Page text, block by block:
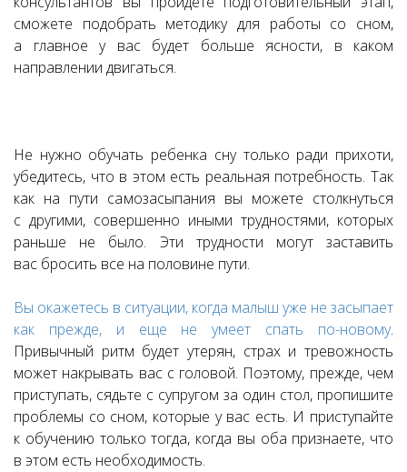
сможете подобрать методику для работы со сном,
а главное у вас будет больше ясности, в каком
направлении двигаться.
Не нужно обучать ребенка сну только ради прихоти,
убедитесь, что в этом есть реальная потребность. Так
как на пути самозасыпания вы можете столкнуться
с другими, совершенно иными трудностями, которых
раньше не было. Эти трудности могут заставить
вас бросить все на половине пути.
Вы окажетесь в ситуации, когда малыш уже не засыпает
как прежде, и еще не умеет спать по-новому.
Привычный ритм будет утерян, страх и тревожность
может накрывать вас с головой. Поэтому, прежде, чем
приступать, сядьте с супругом за один стол, пропишите
проблемы со сном, которые у вас есть. И приступайте
к обучению только тогда, когда вы оба признаете, что
в этом есть необходимость.